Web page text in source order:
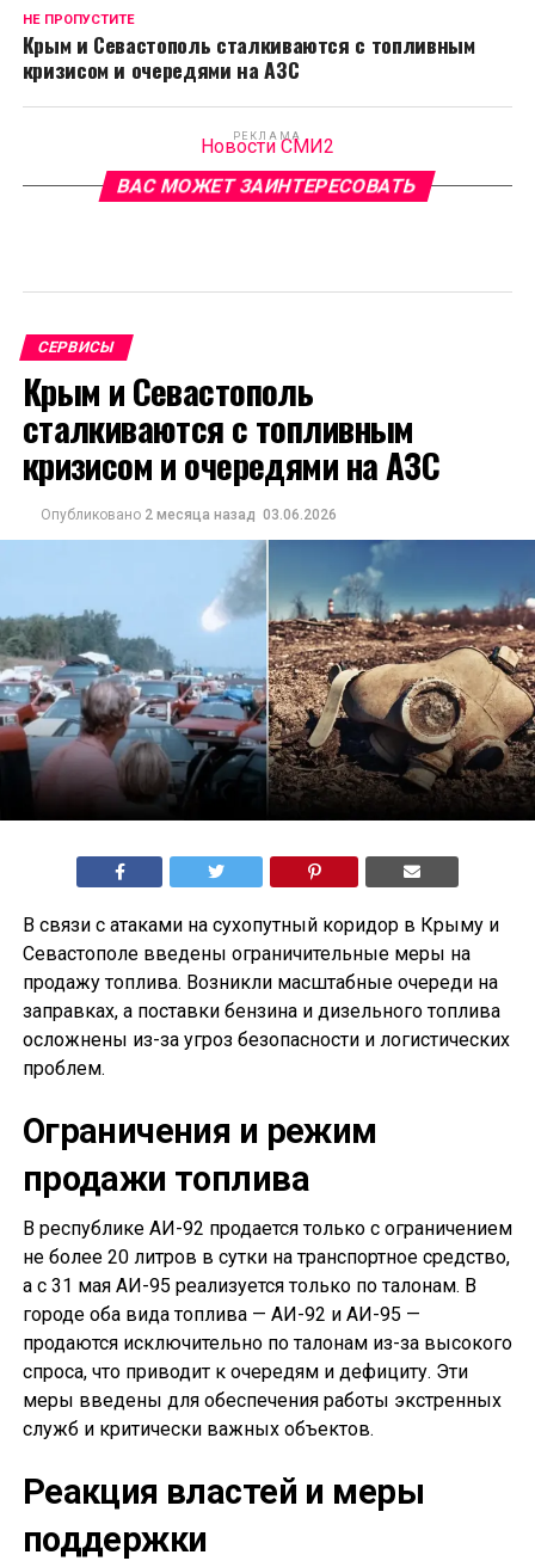
НЕ ПРОПУСТИТЕ
Крым и Севастополь сталкиваются с топливным
кризисом и очередями на АЗС
РЕКЛАМА
Новости СМИ2
ВАС МОЖЕТ ЗАИНТЕРЕСОВАТЬ
СЕРВИСЫ
Крым и Севастополь
сталкиваются с топливным
кризисом и очередями на АЗС
Опубликовано 2 месяца назад 03.06.2026
В связи с атаками на сухопутный коридор в Крыму и
Севастополе введены ограничительные меры на
продажу топлива. Возникли масштабные очереди на
заправках, а поставки бензина и дизельного топлива
осложнены из-за угроз безопасности и логистических
проблем.
Ограничения и режим
продажи топлива
В республике АИ-92 продается только с ограничением
не более 20 литров в сутки на транспортное средство,
а с 31 мая АИ-95 реализуется только по талонам. В
городе оба вида топлива — АИ-92 и АИ-95 —
продаются исключительно по талонам из-за высокого
спроса, что приводит к очередям и дефициту. Эти
меры введены для обеспечения работы экстренных
служб и критически важных объектов.
Реакция властей и меры
поддержки